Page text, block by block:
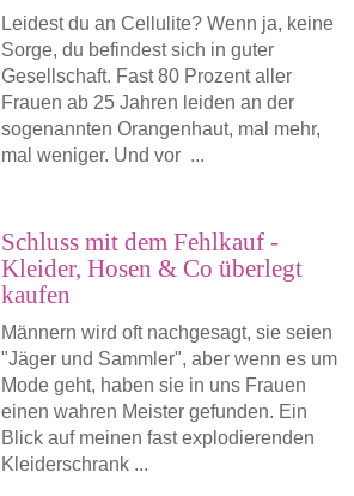
Leidest du an Cellulite? Wenn ja, keine
Sorge, du befindest sich in guter
Gesellschaft. Fast 80 Prozent aller
Frauen ab 25 Jahren leiden an der
sogenannten Orangenhaut, mal mehr,
mal weniger. Und vor ...
Schluss mit dem Fehlkauf -
Kleider, Hosen & Co überlegt
kaufen
Männern wird oft nachgesagt, sie seien
"Jäger und Sammler", aber wenn es um
Mode geht, haben sie in uns Frauen
einen wahren Meister gefunden. Ein
Blick auf meinen fast explodierenden
Kleiderschrank ...